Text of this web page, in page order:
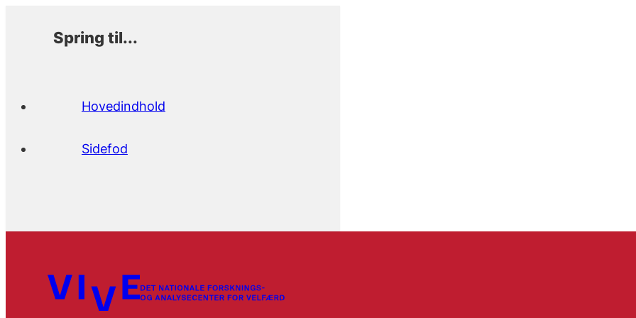
Spring til...
Hovedindhold
Sidefod